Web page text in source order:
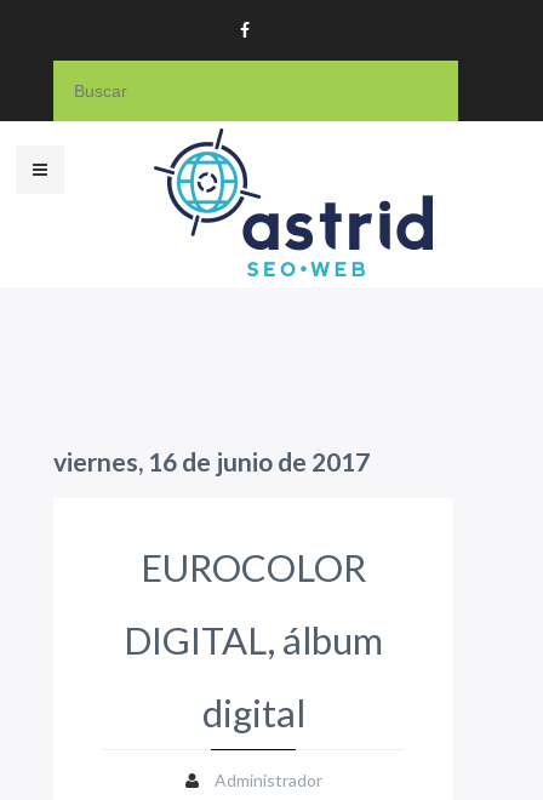
viernes, 16 de junio de 2017
EUROCOLOR
DIGITAL, álbum
digital
Administrador